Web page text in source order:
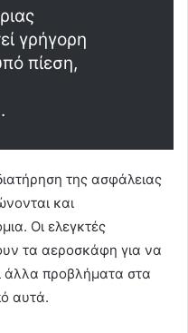
γρήγορη
πίεση,
της ασφάλειας
και
Οι ελεγκτές
τα αεροσκάφη για να
άλλα προβλήματα στα
αυτά.